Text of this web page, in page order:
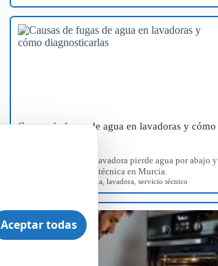
Causas de fugas de agua en lavadoras y cómo
Identifica por qué tu lavadora pierde agua por abajo y
consigue orientación técnica en Murcia.
fugas de agua ,lavadora ,servicio técnico
Aceptar todas